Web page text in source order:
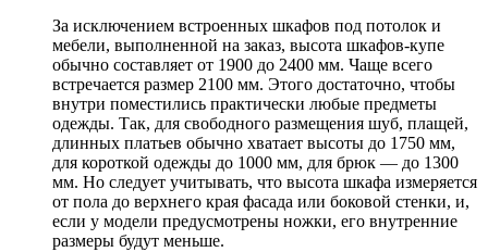
За исключением встроенных шкафов под потолок и
мебели, выполненной на заказ, высота шкафов-купе
обычно составляет от 1900 до 2400 мм. Чаще всего
встречается размер 2100 мм. Этого достаточно, чтобы
внутри поместились практически любые предметы
одежды. Так, для свободного размещения шуб, плащей,
длинных платьев обычно хватает высоты до 1750 мм,
для короткой одежды до 1000 мм, для брюк — до 1300
мм. Но следует учитывать, что высота шкафа измеряется
от пола до верхнего края фасада или боковой стенки, и,
если у модели предусмотрены ножки, его внутренние
размеры будут меньше.